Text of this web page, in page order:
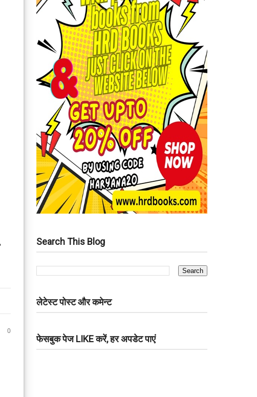
0
Search This Blog
लेटेस्ट पोस्ट और कमेन्ट
फेसबुक पेज LIKE करें, हर अपडेट पाएं